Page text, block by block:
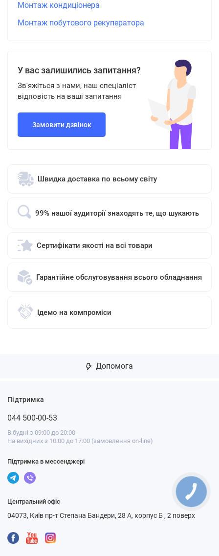
Монтаж кондиціонера
Монтаж побутового рекуператора
У вас залишились запитання?
Зв'яжіться з нами, наш спеціаліст
відповість на ваші запитання
Замовити дзвінок
Швидка доставка по всьому світу
99% нашої аудиторії знаходять те, що шукають
Сертифікати якості на всі товари
Гарантійне обслуговування всього обладнання
Ідемо на компроміси
Допомога
Підтримка
044 500-00-53
В будні з 09:00 до 20:00
На вихідних з 10:00 до 17:00 (замовлення on-line)
Підтримка в мессенджері
Центральний офіс
04073, Київ пр-т Степана Бандери, 28 А, корпус Б , 2 поверх